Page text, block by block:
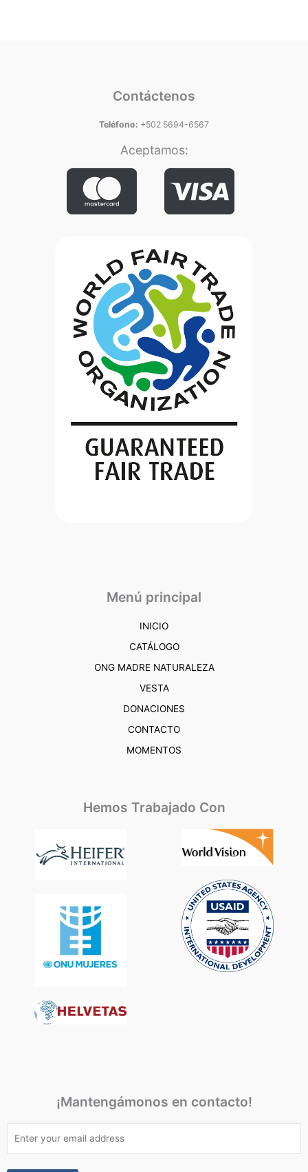
Contáctenos
Teléfono: +502 5694-6567
Aceptamos:
Menú principal
INICIO
CATÁLOGO
ONG MADRE NATURALEZA
VESTA
DONACIONES
CONTACTO
MOMENTOS
Hemos Trabajado Con
¡Mantengámonos en contacto!